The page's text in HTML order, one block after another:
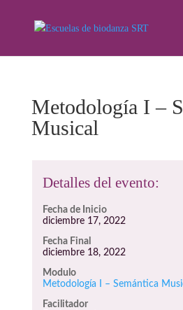
Metodología I –
Musical
Detalles del evento:
Fecha de Inicio
diciembre 17, 2022
Fecha Final
diciembre 18, 2022
Modulo
Metodología I – Semántica
Facilitador